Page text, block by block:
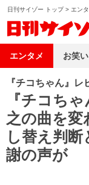
日刊サイゾー トップ> エン
『チコちゃん』レ
『チコち
之の曲を
し替え判
謝の声が
エンタメ お笑い